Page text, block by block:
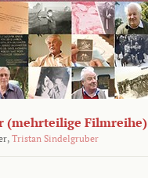
(mehrteilige Filmreihe)
Tristan Sindelgruber